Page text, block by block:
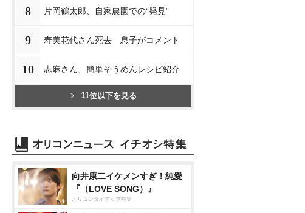
8 片岡鶴太郎、自家農園での“発見”
9 寿美花代さん死去 息子がコメント
10 志麻さん、簡単そうめんレシピ紹介
11位以下を見る
向井康二イケメンすぎ！純愛
『（LOVE SONG）』
オリコンタイアップ特集